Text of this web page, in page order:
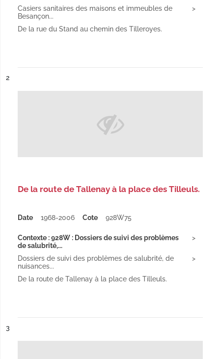
Casiers sanitaires des maisons et immeubles de
Besançon...
De la rue du Stand au chemin des Tilleroyes.
n°
2
De la route de Tallenay à la place des Tilleuls.
Date 1968-2006 Cote 928W75
Contexte : 928W : Dossiers de suivi des problèmes
de salubrité,...
Dossiers de suivi des problèmes de salubrité, de
nuisances...
De la route de Tallenay à la place des Tilleuls.
n°
3